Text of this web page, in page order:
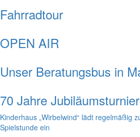
Fahrradtour
OPEN AIR
Unser Beratungsbus in
70 Jahre
Kinderhaus „Wirbelwind“ lädt regelmäßig
Spielstunde ein